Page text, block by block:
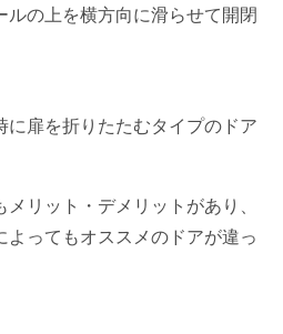
ルの上を横方向に滑らせて開閉
に扉を折りたたむタイプのドア
リット・デメリットがあり、
ってもオススメのドアが違っ